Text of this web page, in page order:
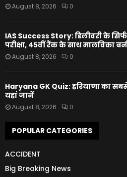
August 8, 2026 0
IAS Success Story: डिलीवरी के
परीक्षा, 45वीं रैंक के साथ मालविका
August 8, 2026 0
Haryana GK Quiz: हरियाणा का
यहां जानें
August 8, 2026 0
POPULAR CATEGORIES
ACCIDENT
Big Breaking News